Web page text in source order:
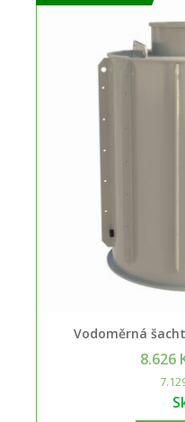
Vodoměrná
8.626